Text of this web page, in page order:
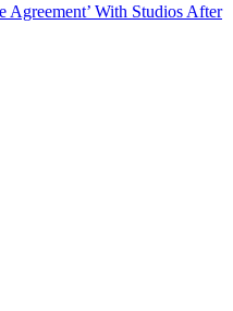
Agreement’ With Studios After